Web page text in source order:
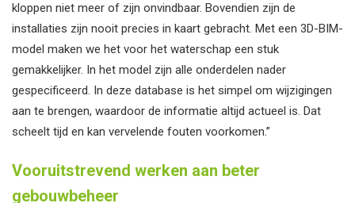
kloppen niet meer of zijn onvindbaar. Bovendien zijn de
installaties zijn nooit precies in kaart gebracht. Met een 3D-BIM-
model maken we het voor het waterschap een stuk
gemakkelijker. In het model zijn alle onderdelen nader
gespecificeerd. In deze database is het simpel om wijzigingen
aan te brengen, waardoor de informatie altijd actueel is. Dat
scheelt tijd en kan vervelende fouten voorkomen.”
Vooruitstrevend werken aan beter
gebouwbeheer